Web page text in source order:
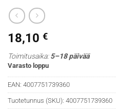
18,10 €
Toimitusaika:5–18 päivää
Varasto loppu
EAN: 4007751739360
Tuotetunnus (SKU): 4007751739360